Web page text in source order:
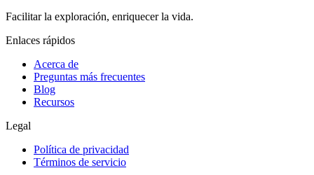
Facilitar la exploración, enriquecer la vida.
Enlaces rápidos
Acerca de
Preguntas más frecuentes
Blog
Recursos
Legal
Política de privacidad
Términos de servicio